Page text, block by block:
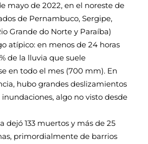
mayo de 2022, en el noreste de
de Pernambuco, Sergipe,
Grande do Norte y Paraíba)
atípico: en menos de 24 horas
de la lluvia que suele
en todo el mes (700 mm). En
hubo grandes deslizamientos
algo no visto desde
dejó 133 muertos y más de 25
primordialmente de barrios